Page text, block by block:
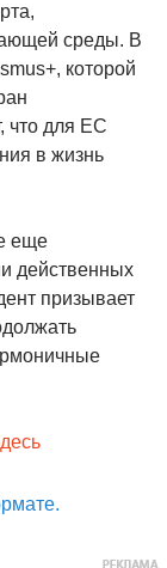
среды. В
которой
что для ЕС
в жизнь
еще
действенных
призывает